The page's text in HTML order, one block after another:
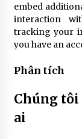
embed
interaction
tracking your
you have an
Phân tích
Chúng tôi
ai